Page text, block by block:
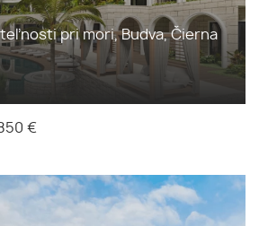
pri mori, Budva, Čierna
€